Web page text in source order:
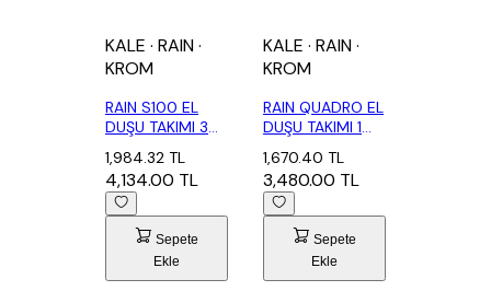
KALE · RAIN·
KROM
RAIN S100 EL
DUŞU TAKIMI 3
1,984.32 TL
4,134.00 TL
Sepete
Ekle
KALE · RAIN·
KROM
RAIN QUADRO EL
DUŞU TAKIMI 1
1,670.40 TL
3,480.00 TL
Sepete
Ekle